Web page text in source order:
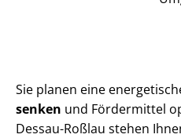
Sie planen eine
senken und Fördermittel
Dessau-Roßlau stehen